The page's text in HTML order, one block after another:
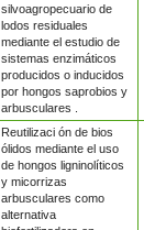
silvoagropecuario de
lodos residuales
mediante el estudio de
sistemas enzimáticos
producidos o inducidos
por hongos saprobios y
arbusculares .
Reutilizaci ón de bios
ólidos mediante el uso
de hongos ligninolíticos
y micorrizas
arbusculares como
alternativa